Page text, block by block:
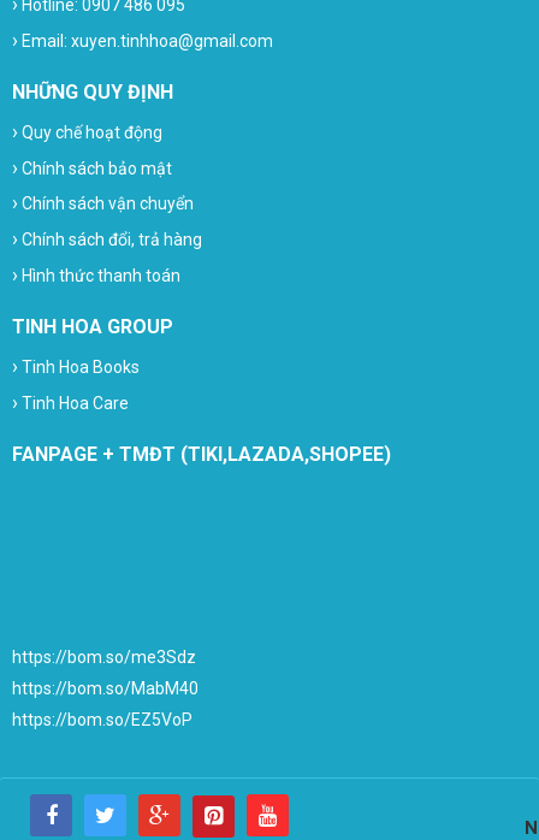
Hotline: 0907 486 095
› Email: xuyen.tinhhoa@gmail.com
NHỮNG QUY ĐỊNH
› Quy chế hoạt động
› Chính sách bảo mật
› Chính sách vận chuyển
› Chính sách đổi, trả hàng
› Hình thức thanh toán
TINH HOA GROUP
› Tinh Hoa Books
› Tinh Hoa Care
FANPAGE + TMĐT (TIKI,LAZADA,SHOPEE)
https://bom.so/me3Sdz
https://bom.so/MabM40
https://bom.so/EZ5VoP